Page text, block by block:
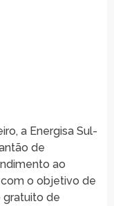
a Energisa Sul-
de
ao
com o objetivo de
gratuito de